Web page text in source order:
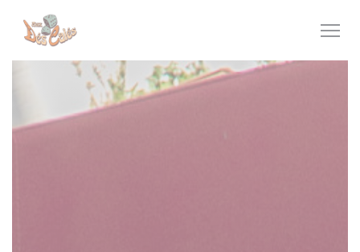
Personnalisation de vos choix en matière de cookies